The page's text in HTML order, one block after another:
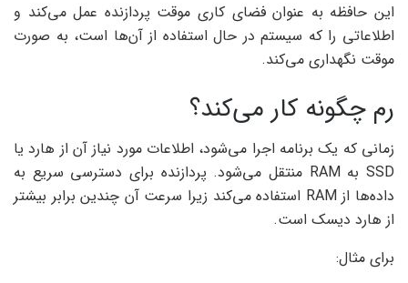
این حافظه به عنوان فضای کاری موقت پردازنده عمل می‌کند و
اطلاعاتی را که سیستم در حال استفاده از آن‌ها است، به صورت
موقت نگهداری می‌کند.
رم چگونه کار می‌کند؟
زمانی که یک برنامه اجرا می‌شود، اطلاعات مورد نیاز آن از هارد یا
SSD به RAM منتقل می‌شود. پردازنده برای دسترسی سریع به
داده‌ها از RAM استفاده می‌کند زیرا سرعت آن چندین برابر بیشتر
از هارد دیسک است.
برای مثال: